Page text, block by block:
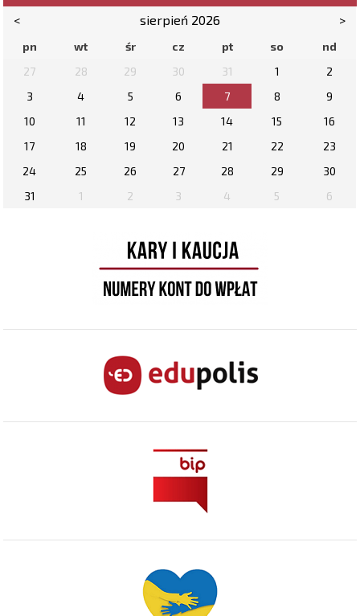
< sierpień 2026 >
pn wt śr cz pt so
nd
27
28 29 30 31 1
2
3
4 5 6 7 8
9
10
11 12 13 14 15
16
17
18 19 20 21 22
23
24
25 26 27 28 29
30
31
1 2 3 4 5 6